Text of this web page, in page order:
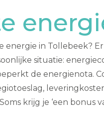
energie in Tollebeek?
situatie:
de energienota.
krijg je ‘een bonus